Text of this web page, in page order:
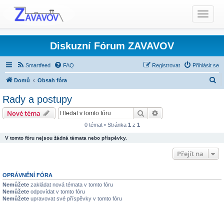
T
o
g
l
e
n
o
Diskuzní Fórum ZAVAVOV
Smartfeed FAQ Přihlásit se
Registrovat
Domů Obsah fóra
Produkty TCS - Rady, Otázky, Informace, Problémy...
Ostatní produkty TCS
Rady a postupy
Rady a postupy
Nové téma Hledat
0 témat • Stránka 1 z 1
V tomto fóru nejsou žádná témata nebo příspěvky.
Přejít na
OPRÁVNĚNÍ FÓRA
Nemůžete zakládat nová témata v tomto fóru
Nemůžete odpovídat v tomto fóru
Nemůžete upravovat své příspěvky v tomto fóru